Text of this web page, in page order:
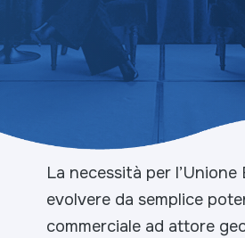
La necessità per l’Unione
evolvere da semplice
commerciale ad attore